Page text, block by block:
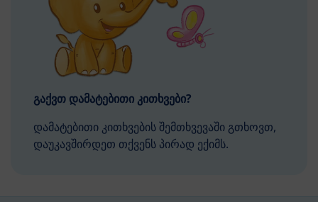
გაქვთ დამატებითი კითხვები?
დამატებითი კითხვების შემთხვევაში გთხოვთ,
დაუკავშირდეთ თქვენს პირად ექიმს.